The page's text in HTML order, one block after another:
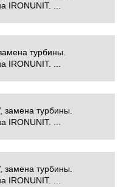
IRONUNIT. ...
турбины.
IRONUNIT. ...
замена турбины.
IRONUNIT. ...
замена турбины.
IRONUNIT. ...